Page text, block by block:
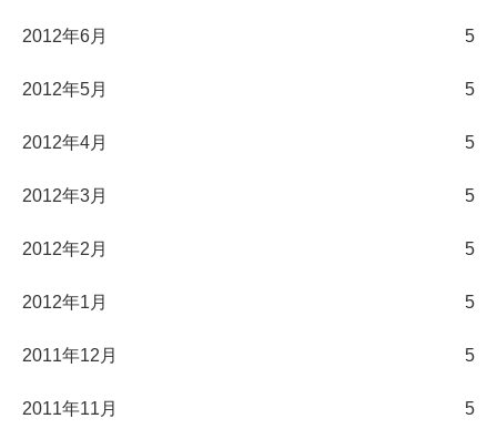
2012年6月 5
2012年5月 5
2012年4月 5
2012年3月 5
2012年2月 5
2012年1月 5
2011年12月 5
2011年11月 5